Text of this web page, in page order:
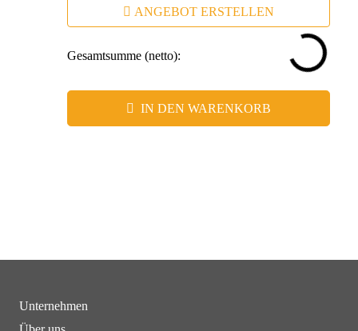
ANGEBOT ERSTELLEN
Gesamtsumme (netto):
IN DEN WARENKORB
Unternehmen